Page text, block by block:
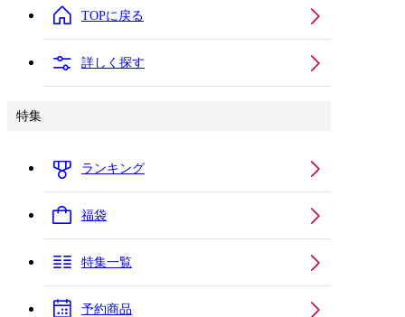
TOPに戻る
詳しく探す
特集
ランキング
福袋
特集一覧
予約商品